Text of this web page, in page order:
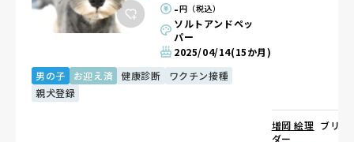
-円（税込）
ソルトアンドペッ
パー
2025/04/14(15か月)
男の子
お迎え済 健康診断
ワクチン接種
親犬登録
増岡 絵理 ブリー
ダー